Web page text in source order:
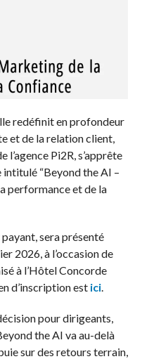
redéfinit en profondeur
et de la relation client,
Pi2R, s’apprête
“Beyond the AI –
performance et de la
sera présenté
2026, à l’occasion de
à l’Hôtel Concorde
d’inscription est ici.
pour dirigeants,
the AI va au-delà
sur des retours terrain,